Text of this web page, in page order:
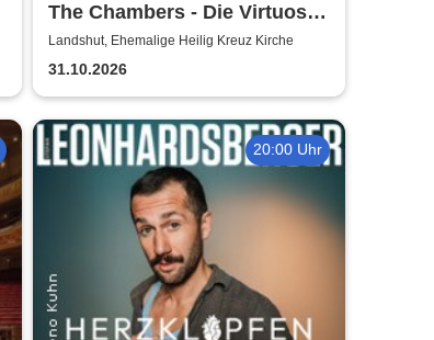
The Chambers - Die Virtuosen
aus Köln
Landshut, Ehemalige Heilig Kreuz Kirche
31.10.2026
20:00 Uhr